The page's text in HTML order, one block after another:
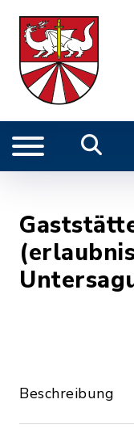
Beschreibung